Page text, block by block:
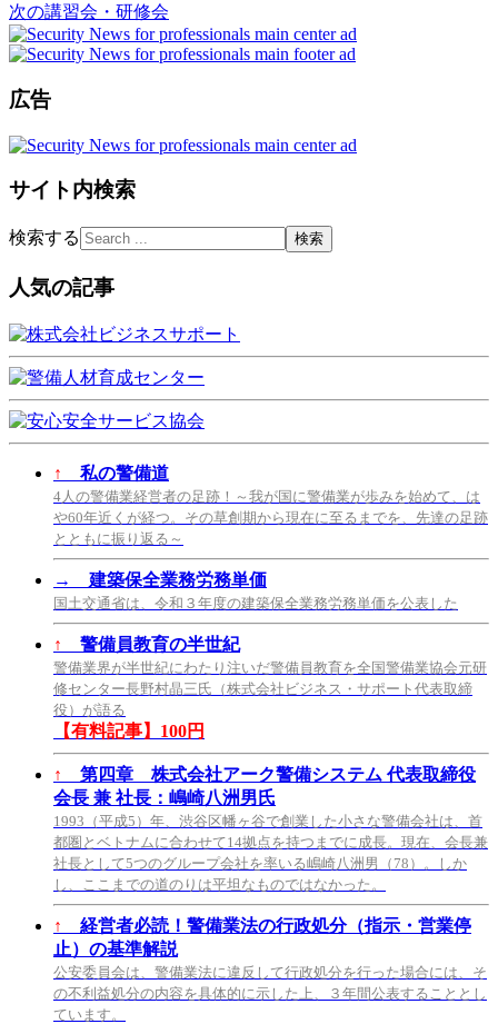
次の講習会・研修会
広告
サイト内検索
検索する
人気の記事
↑ 私の警備道
4人の警備業経営者の足跡！～我が国に警備業が歩みを始めて、は
や60年近くが経つ。その草創期から現在に至るまでを、先達の足跡
とともに振り返る～
→ 建築保全業務労務単価
国土交通省は、令和３年度の建築保全業務労務単価を公表した
↑ 警備員教育の半世紀
警備業界が半世紀にわたり注いだ警備員教育を全国警備業協会元研
修センター長野村晶三氏（株式会社ビジネス・サポート代表取締
役）が語る
【有料記事】100円
↑
第四章 株式会社アーク警備システム 代表取締役
会長 兼 社長：嶋崎八洲男氏
1993（平成5）年、渋谷区幡ヶ谷で創業した小さな警備会社は、首
都圏とベトナムに合わせて14拠点を持つまでに成長。現在、会長兼
社長として5つのグループ会社を率いる嶋崎八洲男（78）。しか
し、ここまでの道のりは平坦なものではなかった。
↑
経営者必読！警備業法の行政処分（指示・営業停
止）の基準解説
公安委員会は、警備業法に違反して行政処分を行った場合には、そ
の不利益処分の内容を具体的に示した上、３年間公表することとし
ています。